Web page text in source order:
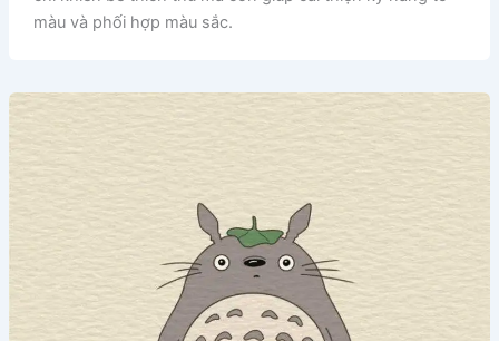
màu và phối hợp màu sắc.